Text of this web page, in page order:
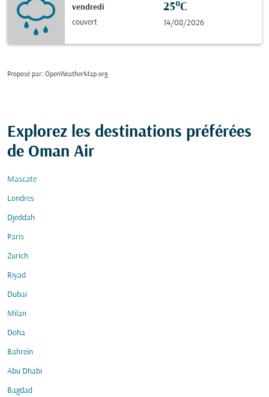
vendredi
couvert
25°C
14/08/2026
Proposé par: OpenWeatherMap.org
Explorez les destinations préférées
de Oman Air
Mascate
Londres
Djeddah
Paris
Zurich
Riyad
Dubaï
Milan
Doha
Bahreïn
Abu Dhabi
Bagdad